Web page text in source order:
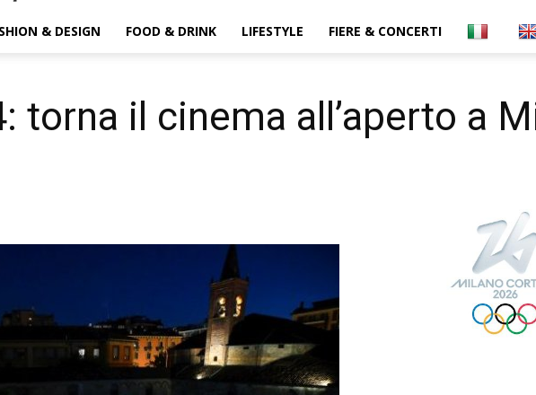
& DESIGN FOOD & DRINK LIFESTYLE FIERE & CONCERTI
torna il cinema all’aperto a